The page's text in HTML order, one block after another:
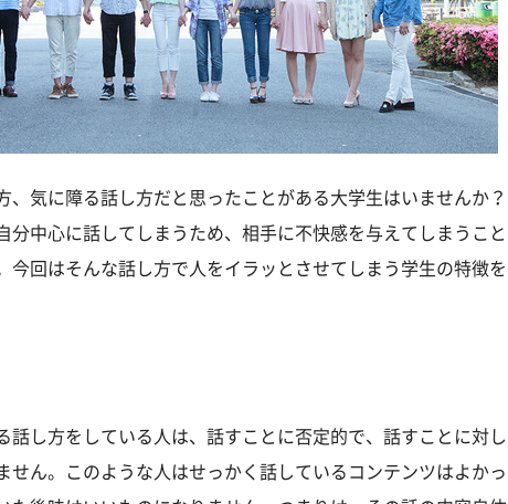
、気に障る話し方だと思ったことがある大学生はいませんか？
分中心に話してしまうため、相手に不快感を与えてしまうこと
今回はそんな話し方で人をイラッとさせてしまう学生の特徴を
話し方をしている人は、話すことに否定的で、話すことに対し
せん。このような人はせっかく話しているコンテンツはよかっ